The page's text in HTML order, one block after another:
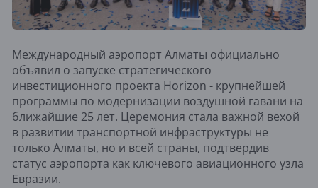
Международный аэропорт Алматы официально
объявил о запуске стратегического
инвестиционного проекта Horizon - крупнейшей
программы по модернизации воздушной гавани на
ближайшие 25 лет. Церемония стала важной вехой
в развитии транспортной инфраструктуры не
только Алматы, но и всей страны, подтвердив
статус аэропорта как ключевого авиационного узла
Евразии.